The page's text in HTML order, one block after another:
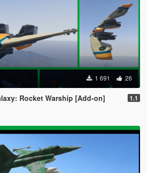
1 691 26
Rocket Warship [Add-on] 1.1